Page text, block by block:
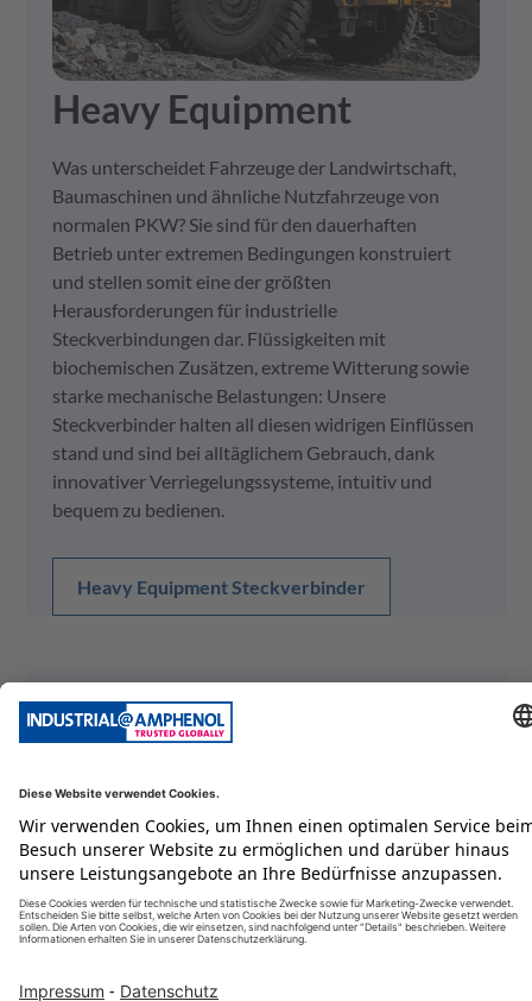
Heavy Equipment
Was unterscheidet Fahrzeuge der Landwirtschaft,
Baumaschinen und ähnliche Nutzfahrzeuge von
normalen PKW? Sie sind für den dauerhaften
Betrieb unter extremen Bedingungen konstruiert
und stellen somit eine der größten
Herausforderungen für industrielle
Steckverbindungen dar. Flüssigkeiten mit
biochemischen Zusätzen, extreme Witterung sowie
starke mechanische Belastungen: Unsere
Steckverbinder halten all diesen widrigen Einflüssen
stand und sind bei alltäglichem Gebrauch, dank
innovativer Verriegelungssysteme, intuitiv und
bequem zu bedienen.
Heavy Equipment Steckverbinder